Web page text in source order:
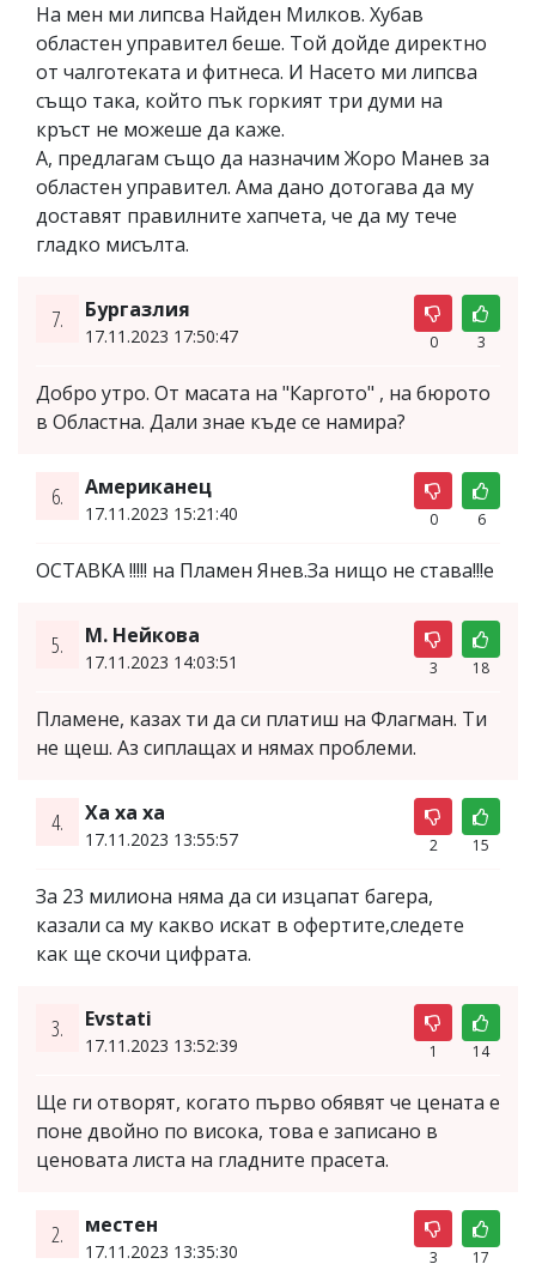
На мен ми липсва Найден Милков. Хубав
областен управител беше. Той дойде директно
от чалготеката и фитнеса. И Насето ми липсва
също така, който пък горкият три думи на
кръст не можеше да каже.
А, предлагам също да назначим Жоро Манев за
областен управител. Ама дано дотогава да му
доставят правилните хапчета, че да му тече
гладко мисълта.
7. Бургазлия
17.11.2023 17:50:47 0 3
Добро утро. От масата на "Каргото" , на бюрото
в Областна. Дали знае къде се намира?
6. Американец
17.11.2023 15:21:40 0 6
ОСТАВКА !!!!! на Пламен Янев.За нищо не става!!!e
5. М. Нейкова
17.11.2023 14:03:51 3 18
Пламене, казах ти да си платиш на Флагман. Ти
не щеш. Аз сиплащах и нямах проблеми.
4. Ха ха ха
17.11.2023 13:55:57 2 15
За 23 милиона няма да си изцапат багера,
казали са му какво искат в офертите,следете
как ще скочи цифрата.
3. Evstati
17.11.2023 13:52:39 1 14
Ще ги отворят, когато първо обявят че цената е
поне двойно по висока, това е записано в
ценовата листа на гладните прасета.
2. местен
17.11.2023 13:35:30 3 17